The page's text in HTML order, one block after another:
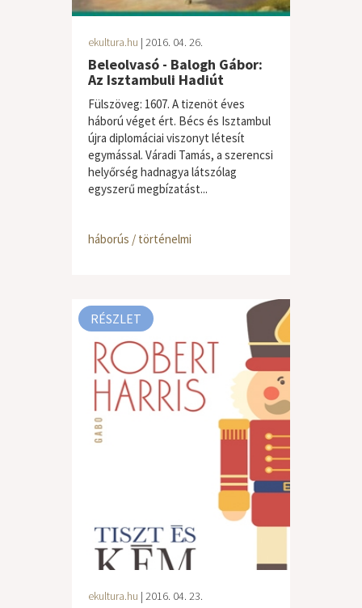
ekultura.hu | 2016. 04. 26.
Beleolvasó - Balogh Gábor:
Az Isztambuli Hadiút
Fülszöveg: 1607. A tizenöt éves
háború véget ért. Bécs és Isztambul
újra diplomáciai viszonyt létesít
egymással. Váradi Tamás, a szerencsi
helyőrség hadnagya látszólag
egyszerű megbízatást...
háborús / történelmi
RÉSZLET
ekultura.hu | 2016. 04. 23.